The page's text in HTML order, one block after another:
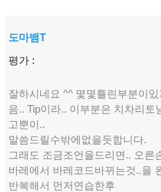
도마뱀T
평가 :
잘하시네요 ^^ 몇몇틀린부분이
음.. Tip이라.. 이부분은 치차리
고뿐이..
말씀드릴수밖에없을듯합니다.
그래도 조금조언을드리면.. 오른
바레에서 바레코드바뀌는것..을
반복해서 먼저연습한후